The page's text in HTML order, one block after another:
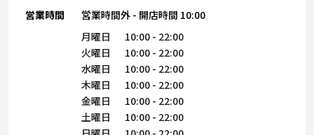
株主・投資家情報
サステナビリティ
DXビジョン2028
営業時間 営業時間外 - 開店時間 10:00
月曜日 10:00 - 22:00
火曜日
10:00 - 22:00
水曜日
10:00 - 22:00
木曜日
10:00 - 22:00
金曜日
10:00 - 22:00
土曜日
10:00 - 22:00